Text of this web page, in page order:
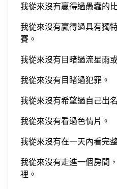
我從來沒有贏得過愚蠢的
我從來沒有贏得過具有獨
賽。
我從來沒有目睹過流星雨
我從來沒有目睹過犯罪。
我從來沒有希望過自己出
我從來沒有看過色情片。
我從來沒有在一天內看完
我從來沒有走進一個房間
裡。